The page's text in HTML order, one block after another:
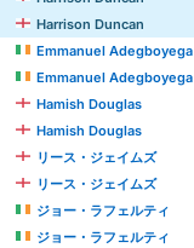
Harrison Duncan
Emmanuel Adegboyega
Emmanuel Adegboyega
Hamish Douglas
Hamish Douglas
リース・ジェイムズ
リース・ジェイムズ
ジョー・ラフェルティ
ジョー・ラフェルティ